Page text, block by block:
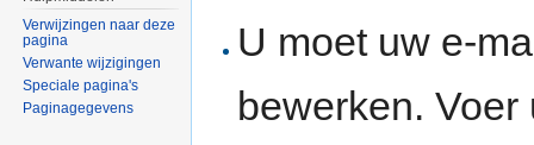
U moet uw e-
bewerken.
Verwijzingen naar deze
pagina
Verwante wijzigingen
Speciale pagina's
Paginagegevens